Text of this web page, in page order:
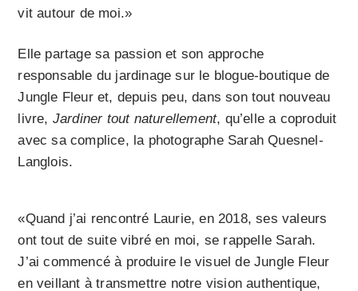
vit autour de moi.»
Elle partage sa passion et son approche
responsable du jardinage sur le blogue-boutique de
Jungle Fleur et, depuis peu, dans son tout nouveau
livre, Jardiner tout naturellement, qu’elle a coproduit
avec sa complice, la photographe Sarah Quesnel-
Langlois.
«Quand j’ai rencontré Laurie, en 2018, ses valeurs
ont tout de suite vibré en moi, se rappelle Sarah.
J’ai commencé à produire le visuel de Jungle Fleur
en veillant à transmettre notre vision authentique,